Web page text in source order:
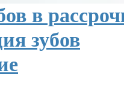
в
зубов